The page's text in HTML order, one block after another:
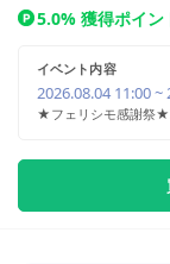
5.0% 獲得ポイン
イベント内容
2026.08.04 11:00 ~
★フェリシモ感謝祭